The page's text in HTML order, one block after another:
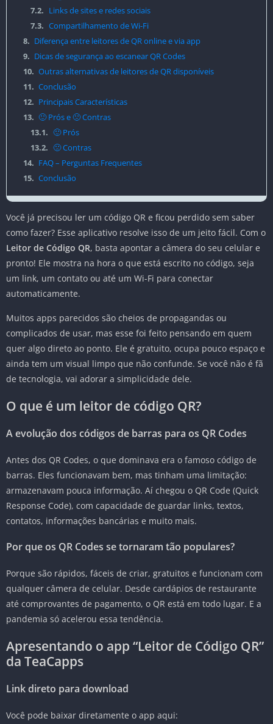
7.2. Links de sites e redes sociais
7.3. Compartilhamento de Wi-Fi
8. Diferença entre leitores de QR online e via app
9. Dicas de segurança ao escanear QR Codes
10. Outras alternativas de leitores de QR disponíveis
11. Conclusão
12. Principais Características
13. 🙂 Prós e 🙁 Contras
13.1. 🙂 Prós
13.2. 🙁 Contras
14. FAQ – Perguntas Frequentes
15. Conclusão
Você já precisou ler um código QR e ficou perdido sem saber
como fazer? Esse aplicativo resolve isso de um jeito fácil. Com o
Leitor de Código QR, basta apontar a câmera do seu celular e
pronto! Ele mostra na hora o que está escrito no código, seja
um link, um contato ou até um Wi-Fi para conectar
automaticamente.
Muitos apps parecidos são cheios de propagandas ou
complicados de usar, mas esse foi feito pensando em quem
quer algo direto ao ponto. Ele é gratuito, ocupa pouco espaço e
ainda tem um visual limpo que não confunde. Se você não é fã
de tecnologia, vai adorar a simplicidade dele.
O que é um leitor de código QR?
A evolução dos códigos de barras para os QR Codes
Antes dos QR Codes, o que dominava era o famoso código de
barras. Eles funcionavam bem, mas tinham uma limitação:
armazenavam pouca informação. Aí chegou o QR Code (Quick
Response Code), com capacidade de guardar links, textos,
contatos, informações bancárias e muito mais.
Por que os QR Codes se tornaram tão populares?
Porque são rápidos, fáceis de criar, gratuitos e funcionam com
qualquer câmera de celular. Desde cardápios de restaurante
até comprovantes de pagamento, o QR está em todo lugar. E a
pandemia só acelerou essa tendência.
Apresentando o app “Leitor de Código QR”
da TeaCapps
Link direto para download
Você pode baixar diretamente o app aqui: